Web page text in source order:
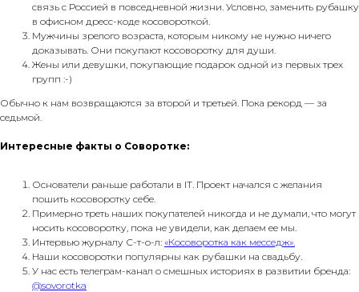
связь с Россией в повседневной жизни. Условно, заменить рубашку
в офисном дресс-коде косовороткой.
Мужчины зрелого возраста, которым никому не нужно ничего
доказывать. Они покупают косоворотку для души.
Жены или девушки, покупающие подарок одной из первых трех
групп :-)
Обычно к нам возвращаются за второй и третьей. Пока рекорд — за
седьмой.
Интересные факты о Соворотке:
Основатели раньше работали в IT. Проект начался с желания
пошить косоворотку себе.
Примерно треть наших покупателей никогда и не думали, что могут
носить косоворотку, пока не увидели, как делаем ее мы.
Интервью журналу С-т-о-л: «Косоворотка как месседж».
Наши косоворотки популярны как рубашки на свадьбу.
У нас есть телеграм-канал о смешных историях в развитии бренда:
@sovorotka